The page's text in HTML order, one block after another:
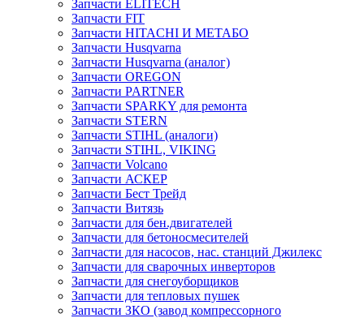
Запчасти ELITECH
Запчасти FIT
Запчасти HITACHI И МЕТАБО
Запчасти Husqvarna
Запчасти Husqvarna (аналог)
Запчасти OREGON
Запчасти PARTNER
Запчасти SPARKY для ремонта
Запчасти STERN
Запчасти STIHL (аналоги)
Запчасти STIHL, VIKING
Запчасти Volcano
Запчасти АСКЕР
Запчасти Бест Трейд
Запчасти Витязь
Запчасти для бен.двигателей
Запчасти для бетоносмесителей
Запчасти для насосов, нас. станций Джилекс
Запчасти для сварочных инверторов
Запчасти для снегоуборщиков
Запчасти для тепловых пушек
Запчасти ЗКО (завод компрессорного